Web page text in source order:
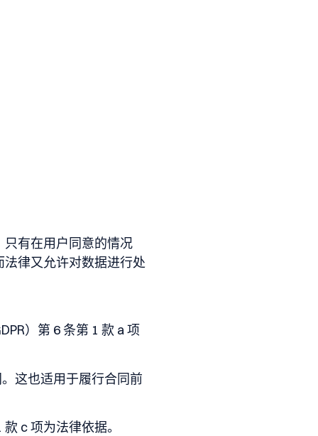
有在用户同意的情况
律又允许对数据进行处
）第 6 条第 1 款 a 项
这也适用于履行合同前
c 项为法律依据。